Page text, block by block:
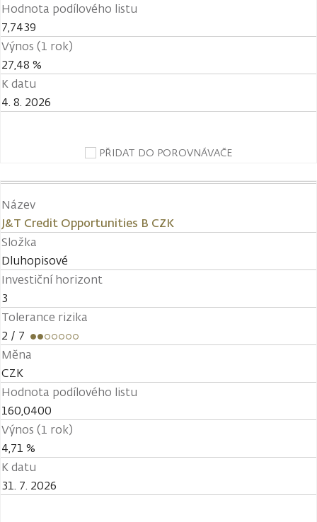
Hodnota podílového listu
7,7439
Výnos (1 rok)
27,48 %
K datu
4. 8. 2026
PŘIDAT DO POROVNÁVAČE
Název
J&T Credit Opportunities B CZK
Složka
Dluhopisové
Investiční horizont
3
Tolerance rizika
2 / 7
Měna
CZK
Hodnota podílového listu
160,0400
Výnos (1 rok)
4,71 %
K datu
31. 7. 2026